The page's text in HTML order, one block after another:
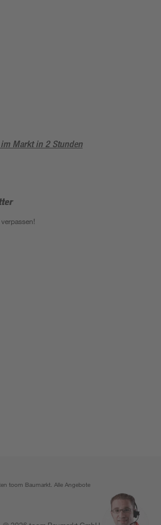
Markt in 2 Stunden
toom Baumarkt. Alle Angebote